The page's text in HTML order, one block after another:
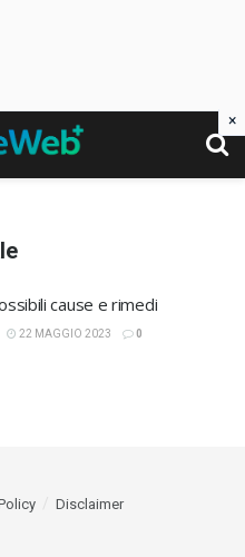
cause e rimedi
22 MAGGIO 2023 0
Disclaimer
×